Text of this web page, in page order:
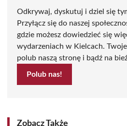
Odkrywaj, dyskutuj i dziel się
Przyłącz się do naszej
gdzie możesz dowiedzieć się
wydarzeniach w Kielcach.
polub naszą stronę i bądź na
Polub nas!
Zobacz Także